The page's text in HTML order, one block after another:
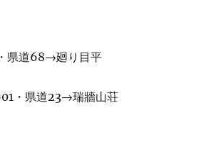
県道68→廻り目平
・県道23→瑞牆山荘